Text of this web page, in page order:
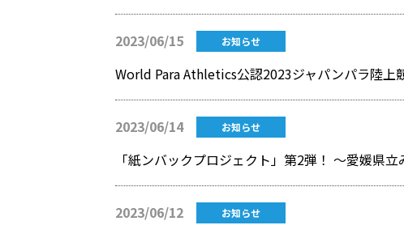
2023/06/15 お知らせ
2023/06/14 お知らせ
「紙ンバックプロジェクト」第2弾！ ～愛媛県
2023/06/12 お知らせ